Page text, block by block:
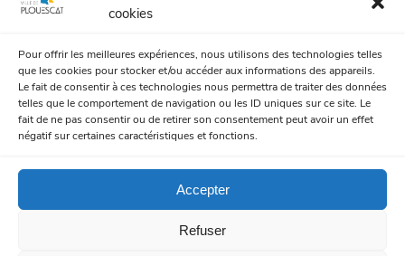
cookies
Pour offrir les meilleures expériences, nous utilisons des technologies telles
que les cookies pour stocker et/ou accéder aux informations des appareils.
Le fait de consentir à ces technologies nous permettra de traiter des données
telles que le comportement de navigation ou les ID uniques sur ce site. Le
fait de ne pas consentir ou de retirer son consentement peut avoir un effet
négatif sur certaines caractéristiques et fonctions.
Accepter
Refuser
Urbanisme
Papiers et citoyenneté
Numéros Utiles
© Mairie de Plouescat. Tous droits réservés. /Mentions légales
Politique de gestion des cookies/Politique de confidentialité